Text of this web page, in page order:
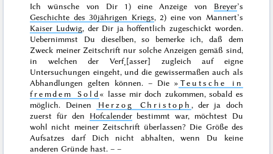
Ich wünsche von Dir 1) eine Anzeige von Breyer’s
Geschichte des 30jährigen Kriegs, 2) eine von Mannert’s
Kaiser Ludwig, der Dir ja hoffentlich zugeschickt worden.
Uebernimmst Du dieselben, so bemerke ich, daß dem
Zweck meiner Zeitschrift nur solche Anzeigen gemäß sind,
in welchen der Verf˖[asser] zugleich auf eigne
Untersuchungen eingeht, und die gewissermaßen auch als
Abhandlungen gelten können. – Die » Teutsche in
fremdem Sold« lasse mir doch zukommen, sobald es
möglich. Deinen
Herzog Christoph , der ja doch
zuerst für den Hofcalenderbestimmt war, möchtest Du
wohl nicht meiner Zeitschrift überlassen? Die Größe des
Aufsatzes darf Dich nicht abhalten, wenn Du keine
anderen Gründe hast. – –